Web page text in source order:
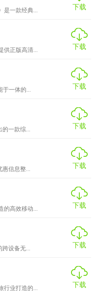
源、简洁的操作界面和高
在这款APP中找到适合自
观的演示文稿。同时，
款值得推荐的PPT制作工
是一款经典...
下载
供正版高清...
下载
于一体的...
下载
的一款综...
下载
惠信息整...
下载
的高效移动...
下载
跨设备无...
下载
行业打造的...
下载